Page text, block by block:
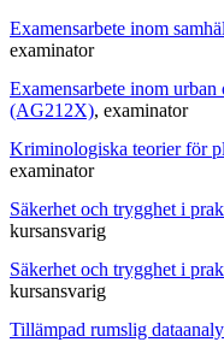
Examensarbete inom
examinator
Examensarbete inom
(AG212X), examinator
Kriminologiska teorier för
examinator
Säkerhet och trygghet i
kursansvarig
Säkerhet och trygghet i
kursansvarig
Tillämpad rumslig